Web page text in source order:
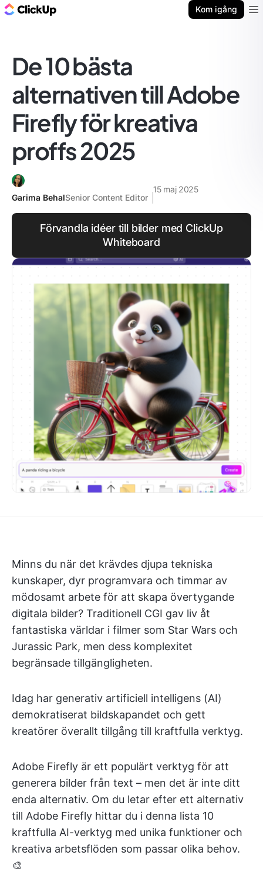
Kom igång
De 10 bästa
alternativen till Adobe
Firefly för kreativa
proffs 2025
Garima BehalSenior Content Editor
15 maj 2025
Förvandla idéer till bilder med ClickUp
Whiteboard
Minns du när det krävdes djupa tekniska
kunskaper, dyr programvara och timmar av
mödosamt arbete för att skapa övertygande
digitala bilder? Traditionell CGI gav liv åt
fantastiska världar i filmer som Star Wars och
Jurassic Park, men dess komplexitet
begränsade tillgängligheten.
Idag har generativ artificiell intelligens (AI)
demokratiserat bildskapandet och gett
kreatörer överallt tillgång till kraftfulla verktyg.
Adobe Firefly är ett populärt verktyg för att
generera bilder från text – men det är inte ditt
enda alternativ. Om du letar efter ett alternativ
till Adobe Firefly hittar du i denna lista 10
kraftfulla AI-verktyg med unika funktioner och
kreativa arbetsflöden som passar olika behov.
🎨